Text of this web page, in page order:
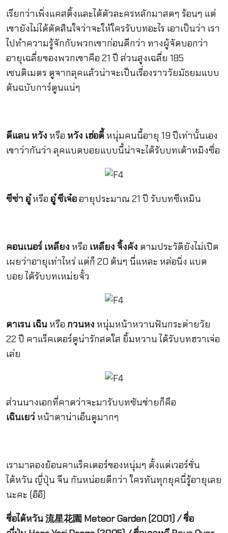
เรียกว่าเพิ่งแคสติ้งและได้ตัวละครหลักมาสดๆ ร้อนๆ แต่
เขายังไม่ได้ตัดสินใจว่าจะให้ใครรับบทอะไร เอาเป็นว่า เรา
ไปทำความรู้จักกับพวกเขาก่อนดีกว่า ทางผู้จัดบอกว่า
อายุเฉลี่ยของพวกเขาคือ 21 ปี ส่วนสูงเฉลี่ย 185
เซนติเมตร ดูจากลุคแล้วน่าจะเป็นเรื่องราววัยมัธยมแบบ
ต้นฉบับการ์ตูนแน่ๆ
ดีแลน หวัง หรือ หวัง เฮ่อตี้ หนุ่มคนนี้อายุ 19 ปีเท่านั้นเอง
เขาว่ากันว่า ลุคแบดบอยแบบนี้น่าจะได้รับบทเต้าหมิงซื่อ
ซีซ่า อู๋หรือ อู๋ ซีเจ๋ออายุประมาณ 21 ปี รับบทซีเหมิน
คอนเนอร์ เหลียง หรือ เหลียง จิ้งคัง ตามประวัติยังไม่เปิด
เผยว่าอายุเท่าไหร่ แต่ก็ 20 ต้นๆ นี่แหละ หล่อนิ่ง แบด
บอย ได้รับบทเหม่ยจั้ว
ดาเรน เฉินหรือ กวนหง หนุ่มหน้าหวานฟันกระต่ายวัย
22 ปี คาแร็คเตอร์ดูน่ารักสดใส ยิ้มหวาน ได้รับบทฮวาเจ่อ
เล่ย
ส่วนนางเอกที่คาดว่าจะมารับบทซันช่ายก็คือ
เฉินเยว่ หน้าตาน่าเอ็นดูมากๆ
เรามาลองย้อนคาแร็คเตอร์ของหนุ่มๆ ตั้งแต่เวอร์ชั่น
ไต้หวัน ญี่ปุ่น จีน กันหน่อยดีกว่า ใครทันทุกยุคนี่รู้อายุเลย
นะคะ (อิอิ)
ชื่อไต้หวัน 流星花園 Meteor Garden (2001) / ชื่อ